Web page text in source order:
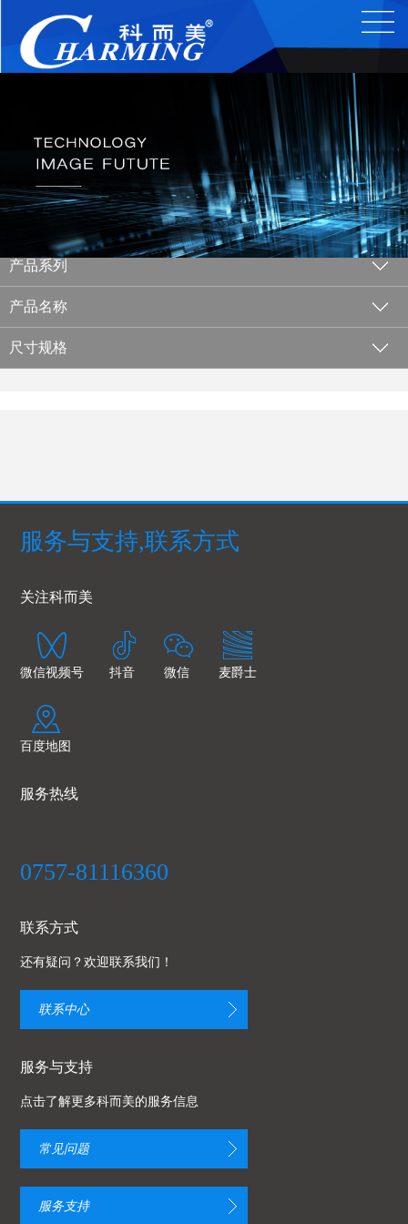
产品系列
产品名称
尺寸规格
服务与支持,联系方式
关注科而美
微信视频号 抖音 微信 麦爵士
百度地图
服务热线
0757-81116360
联系方式
还有疑问？欢迎联系我们！
联系中心
服务与支持
点击了解更多科而美的服务信息
常见问题
服务支持